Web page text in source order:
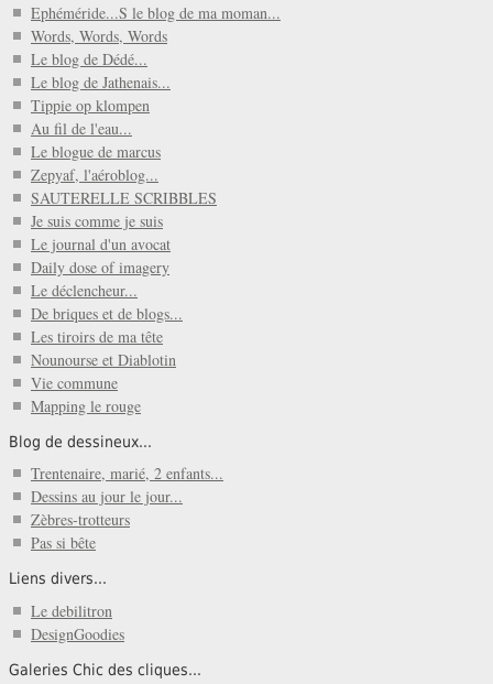
Ephéméride...S le blog de ma moman...
Words, Words, Words
Le blog de Dédé...
Le blog de Jathenais...
Tippie op klompen
Au fil de l'eau...
Le blogue de marcus
Zepyaf, l'aéroblog...
SAUTERELLE SCRIBBLES
Je suis comme je suis
Le journal d'un avocat
Daily dose of imagery
Le déclencheur...
De briques et de blogs...
Les tiroirs de ma tête
Nounourse et Diablotin
Vie commune
Mapping le rouge
Blog de dessineux...
Trentenaire, marié, 2 enfants...
Dessins au jour le jour...
Zèbres-trotteurs
Pas si bête
Liens divers...
Le debilitron
DesignGoodies
Galeries Chic des cliques...